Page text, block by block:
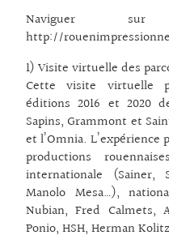
Naviguer
http://
1) Visite virtuelle des
Cette visite virtuelle
éditions 2016 et 2020
Sapins, Grammont et
et l’Omnia.
productions
internationale (Sainer,
Manolo Mesa…),
Nubian, Fred Calmets,
Ponio, HSH, Herman